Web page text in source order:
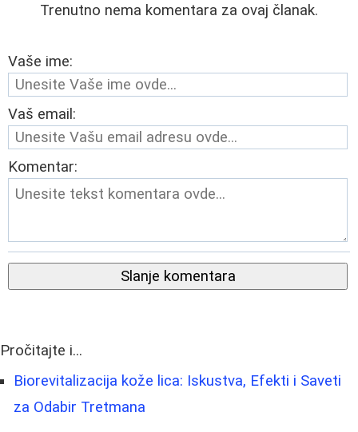
Trenutno nema komentara za ovaj članak.
Vaše ime:
Vaš email:
Komentar:
Slanje komentara
Pročitajte i...
Biorevitalizacija kože lica: Iskustva, Efekti i Saveti
za Odabir Tretmana